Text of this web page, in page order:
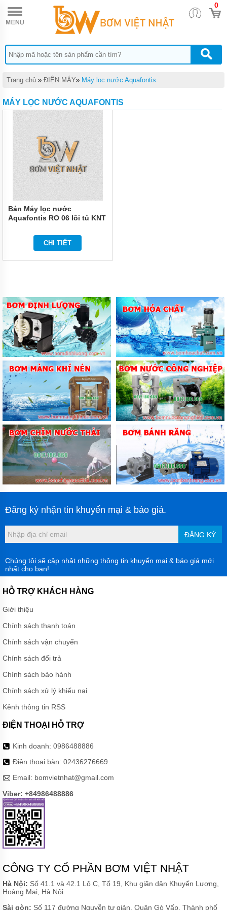
0
TRANG
CHỦ
BƠM
NƯỚC
ĐIỆN
MÁY
NƯỚC
NÓNG
QUẠT
ĐIỆN
XÂY
ĐIỆN
MÁY
ĐIỆN
NƯỚC
THEO
HÃNG
MÁY
BƠM
CÔNG
NGHIỆP
TIN
TỨC
GIỚI
THIỆU
SẢN
PHẨM
MỚI
LIÊN
HỆ
Trang chủ » ĐIỆN MÁY» Máy lọc nước Aquafontis
MÁY LỌC NƯỚC AQUAFONTIS
Bán Máy lọc nước
Aquafontis RO 06 lõi tủ KNT
CHI TIẾT
Đăng ký nhận tin khuyến mại & báo giá.
ĐĂNG KÝ
Chúng tôi sẽ cập nhật những thông tin khuyến mại & báo giá mới
nhất cho bạn!
HỖ TRỢ KHÁCH HÀNG
Giới thiệu
Chính sách thanh toán
Chính sách vận chuyển
Chính sách đổi trả
Chính sách bảo hành
Chính sách xử lý khiếu nại
Kênh thông tin RSS
ĐIỆN THOẠI HỖ TRỢ
Kinh doanh: 0986488886
Điện thoại bàn: 02436276669
Email: bomvietnhat@gmail.com
Viber: +84986488886
CÔNG TY CỔ PHẦN BƠM VIỆT NHẬT
Hà Nội: Số 41.1 và 42.1 Lô C, Tổ 19, Khu giãn dân Khuyến Lương,
Hoàng Mai, Hà Nội.
Sài gòn: Số 117 đường Nguyễn tư giản, Quận Gò Vấp, Thành phố